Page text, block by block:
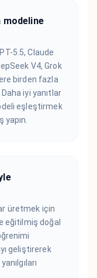
modeline
5.5, Claude
V4, Grok
birden fazla
iyi yanıtlar
eşleştirmek
üretmek için
eğitilmiş doğal
geliştirerek